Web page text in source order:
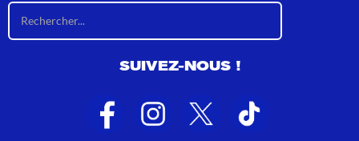
R
s
l
a
t
s
SUIVEZ-NOUS !